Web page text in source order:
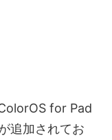
for Pad
追加されてお